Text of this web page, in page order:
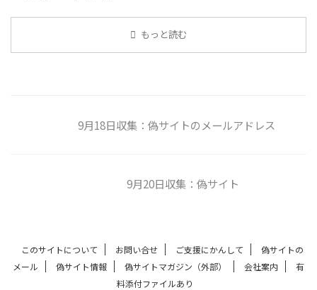
もっと読む
9月18日収集：偽サイトのメールアドレス
9月20日収集：偽サイト
このサイトについて お問い合せ ご支援にかんして
偽サイトの
メール
偽サイト情報 偽サイトマガジン（外部） 会社案内
有
料添付ファイルあり